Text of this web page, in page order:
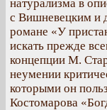
натурализма в
с Вишневецким и
романе «У
искать прежде
концепции М.
неумении
которыми он
Костомарова